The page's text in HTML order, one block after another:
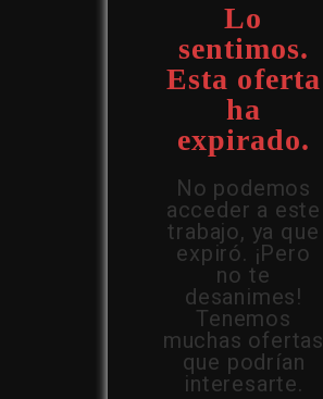
Lo
sentimos.
Esta oferta
ha
expirado.
No podemos
acceder a este
trabajo, ya que
expiró. ¡Pero
no te
desanimes!
Tenemos
muchas ofertas
que podrían
interesarte.